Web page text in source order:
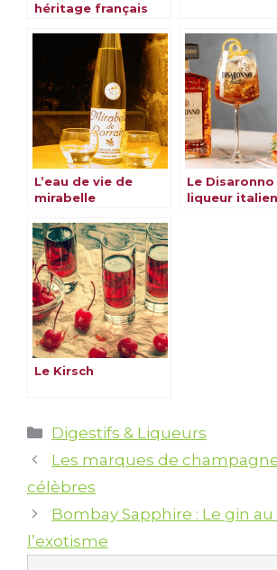
héritage français
traditions
L’eau de vie de
mirabelle
Le Disaronno
liqueur
Le Kirsch
Catégories
Digestifs & Liqueurs
Les marques de
célèbres
Bombay Sapphire : Le gin
l’exotisme